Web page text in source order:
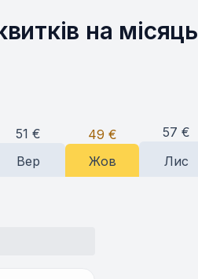
на місяць
51 €
Вер
49 €
Жов
57 €
Лис